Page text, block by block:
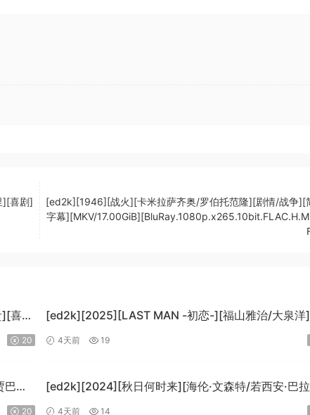
][喜剧]
[ed2k][1946][战火][卡米拉萨齐奥/罗伯托范隆][剧情/战争][
字幕][MKV/
][喜
20
[ed2k][2025][LAST MAN -初恋-][福山雅治/大泉洋
情][中文字幕][MKV/5.47GiB]
4天前 19
尔/
20
[ed2k][2024][秋日何时来][海伦·文森特/若西安·巴
科][剧情][中文字幕][MKV/7.09GiB]
4天前 14